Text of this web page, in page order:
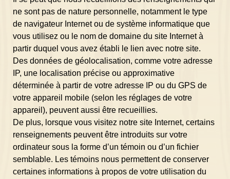
ne sont pas de nature personnelle, notamment le type
de navigateur Internet ou de système informatique que
vous utilisez ou le nom de domaine du site Internet à
partir duquel vous avez établi le lien avec notre site.
Des données de géolocalisation, comme votre adresse
IP, une localisation précise ou approximative
déterminée à partir de votre adresse IP ou du GPS de
votre appareil mobile (selon les réglages de votre
appareil), peuvent aussi être recueillies.
De plus, lorsque vous visitez notre site Internet, certains
renseignements peuvent être introduits sur votre
ordinateur sous la forme d’un témoin ou d’un fichier
semblable. Les témoins nous permettent de conserver
certaines informations à propos de votre utilisation du